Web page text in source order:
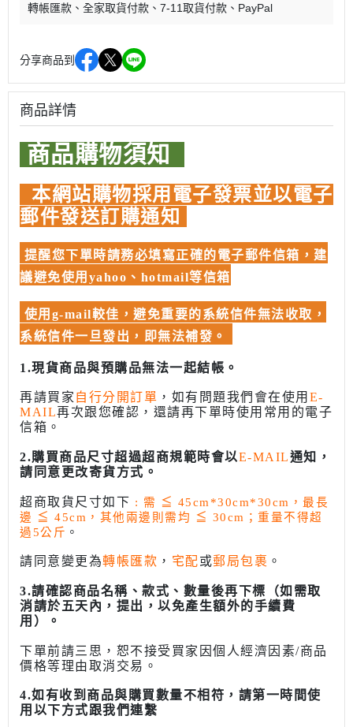
轉帳匯款
全家取貨付款 7-11取貨付款 PayPal
分享商品到
商品詳情
商品購物須知
本網站購物採用電子發票並以電子
郵件發送訂購通知
提醒您下單時請務必填寫正確的電子郵件信箱，建
議避免使用yahoo、hotmail等信箱
使用g-mail較佳，避免重要的系統信件無法收取，
系統信件一旦發出，即無法補發。
1.現貨商品與預購品無法一起結帳。
再請買家 自行分開訂單 ，如有問題我們會在使用 E-
MAIL再次跟您確認，還請再下單時使用常用的電子
信箱。
2.購買商品尺寸超過超商規範時會以E-MAIL通知，
請同意更改寄貨方式。
超商取貨尺寸如下 : 需 ≦ 45cm*30cm*30cm，最長
邊 ≦ 45cm，其他兩邊則需均 ≦ 30cm；重量不得超
過5公斤 。
請同意變更為轉帳匯款 ， 宅配或郵局包裹 。
3.請確認商品名稱、款式、數量後再下標（如需取
消請於五天內，提出，以免產生額外的手續費
用）。
下單前請三思，恕不接受買家因個人經濟因素/商品
價格等理由取消交易。
4.如有收到商品與購買數量不相符，請第一時間使
用以下方式跟我們連繫